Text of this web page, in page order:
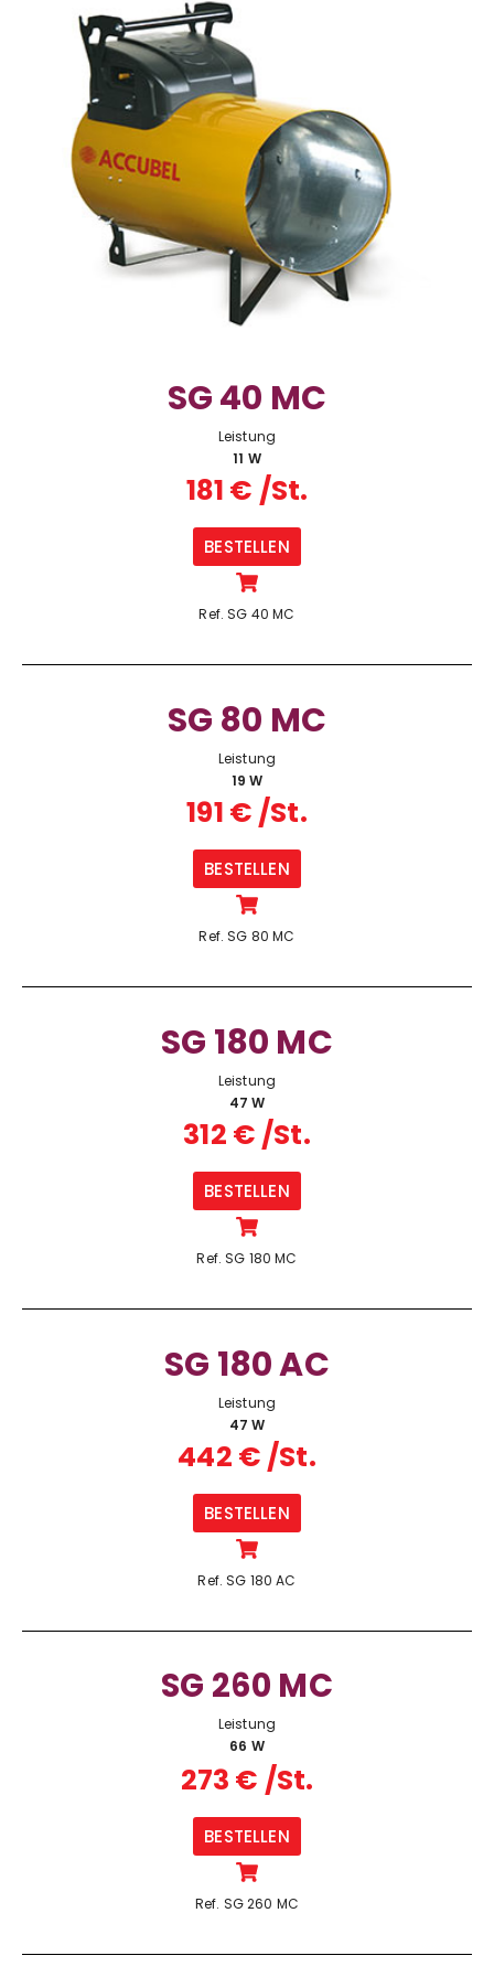
SG 40 MC
Leistung
11 W
181 € /St.
BESTELLEN
Ref. SG 40 MC
SG 80 MC
Leistung
19 W
191 € /St.
BESTELLEN
Ref. SG 80 MC
SG 180 MC
Leistung
47 W
312 € /St.
BESTELLEN
Ref. SG 180 MC
SG 180 AC
Leistung
47 W
442 € /St.
BESTELLEN
Ref. SG 180 AC
SG 260 MC
Leistung
66 W
273 € /St.
BESTELLEN
Ref. SG 260 MC